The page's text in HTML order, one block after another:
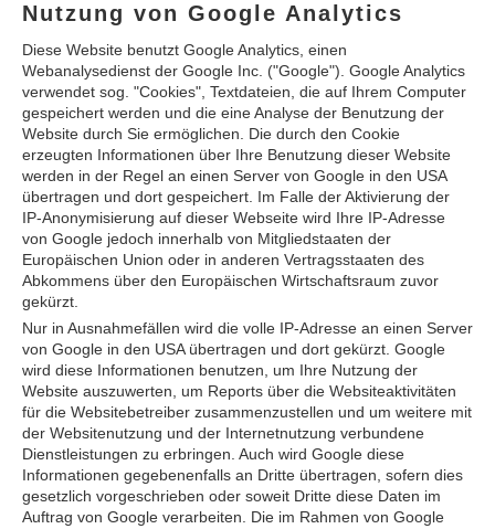
Nutzung von Google Analytics
Diese Website benutzt Google Analytics, einen
Webanalysedienst der Google Inc. ("Google"). Google Analytics
verwendet sog. "Cookies", Textdateien, die auf Ihrem Computer
gespeichert werden und die eine Analyse der Benutzung der
Website durch Sie ermöglichen. Die durch den Cookie
erzeugten Informationen über Ihre Benutzung dieser Website
werden in der Regel an einen Server von Google in den USA
übertragen und dort gespeichert. Im Falle der Aktivierung der
IP-Anonymisierung auf dieser Webseite wird Ihre IP-Adresse
von Google jedoch innerhalb von Mitgliedstaaten der
Europäischen Union oder in anderen Vertragsstaaten des
Abkommens über den Europäischen Wirtschaftsraum zuvor
gekürzt.
Nur in Ausnahmefällen wird die volle IP-Adresse an einen Server
von Google in den USA übertragen und dort gekürzt. Google
wird diese Informationen benutzen, um Ihre Nutzung der
Website auszuwerten, um Reports über die Websiteaktivitäten
für die Websitebetreiber zusammenzustellen und um weitere mit
der Websitenutzung und der Internetnutzung verbundene
Dienstleistungen zu erbringen. Auch wird Google diese
Informationen gegebenenfalls an Dritte übertragen, sofern dies
gesetzlich vorgeschrieben oder soweit Dritte diese Daten im
Auftrag von Google verarbeiten. Die im Rahmen von Google